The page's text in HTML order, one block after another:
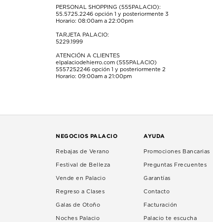
PERSONAL SHOPPING (555PALACIO):
55.5725.2246 opción 1 y posteriormente 3
Horario: 08:00am a 22:00pm
TARJETA PALACIO:
5229.1999
ATENCIÓN A CLIENTES
elpalaciodehierro.com (555PALACIO)
5557252246 opción 1 y posteriormente 2
Horario: 09:00am a 21:00pm
NEGOCIOS PALACIO
Rebajas de Verano
Festival de Belleza
Vende en Palacio
Regreso a Clases
Galas de Otoño
Noches Palacio
AYUDA
Promociones Bancarias
Preguntas Frecuentes
Garantías
Contacto
Facturación
Palacio te escucha